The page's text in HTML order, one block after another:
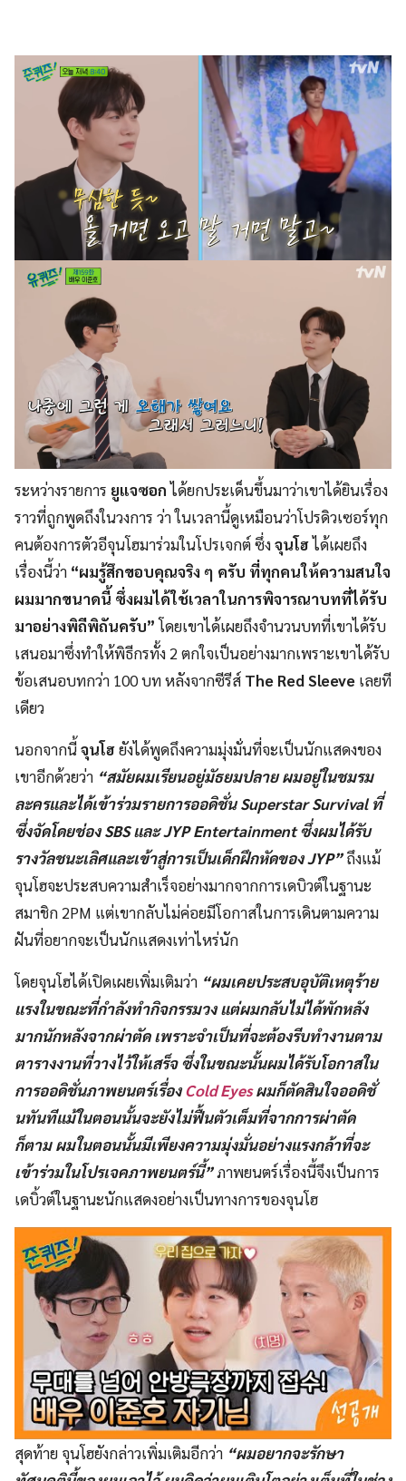
ระหว่างรายการ ยูแจซอกได้ยกประเด็นขึ้นมาว่าเขาได้ยินเรื่อง
ราวที่ถูกพูดถึงในวงการ ว่า ในเวลานี้ดูเหมือนว่าโปรดิวเซอร์ทุก
คนต้องการตัวอีจุนโฮมาร่วมในโปรเจกต์ ซึ่งจุนโฮได้เผยถึง
เรื่องนี้ว่า “ผมรู้สึกขอบคุณจริง ๆ ครับ ที่ทุกคนให้ความสนใจ
ผมมากขนาดนี้ ซึ่งผมได้ใช้เวลาในการพิจารณาบทที่ได้รับ
มาอย่างพิถีพิถันครับ” โดยเขาได้เผยถึงจำนวนบทที่เขาได้รับ
เสนอมาซึ่งทำให้พิธีกรทั้ง 2 ตกใจเป็นอย่างมากเพราะเขาได้รับ
ข้อเสนอบทกว่า 100 บท หลังจากซีรีส์ The Red Sleeve เลยที
เดียว
นอกจากนี้จุนโฮยังได้พูดถึงความมุ่งมั่นที่จะเป็นนักแสดงของ
เขาอีกด้วยว่า “สมัยผมเรียนอยู่มัธยมปลาย ผมอยู่ในชมรม
ละครและได้เข้าร่วมรายการออดิชั่น Superstar Survival ที่
ซึ่งจัดโดยช่อง SBS และ JYP Entertainment ซึ่งผมได้รับ
รางวัลชนะเลิศและเข้าสู่การเป็นเด็กฝึกหัดของ JYP”ถึงแม้
จุนโฮจะประสบความสำเร็จอย่างมากจากการเดบิวต์ในฐานะ
สมาชิก 2PM แต่เขากลับไม่ค่อยมีโอกาสในการเดินตามความ
ฝันที่อยากจะเป็นนักแสดงเท่าไหร่นัก
โดยจุนโฮได้เปิดเผยเพิ่มเติมว่า “ผมเคยประสบอุบัติเหตุร้าย
แรงในขณะที่กำลังทำกิจกรรมวง แต่ผมกลับไม่ได้พักหลัง
มากนักหลังจากผ่าตัด เพราะจำเป็นที่จะต้องรีบทำงานตาม
ตารางงานที่วางไว้ให้เสร็จ ซึ่งในขณะนั้นผมได้รับโอกาสใน
การออดิชั่นภาพยนตร์เรื่องCold Eyesผมก็ตัดสินใจออดิชั่
นทันทีแม้ในตอนนั้นจะยังไม่ฟื้นตัวเต็มที่จากการผ่าตัด
ก็ตาม ผมในตอนนั้นมีเพียงความมุ่งมั่นอย่างแรงกล้าที่จะ
เข้าร่วมในโปรเจคภาพยนตร์นี้”ภาพยนตร์เรื่องนี้จึงเป็นการ
เดบิ้วต์ในฐานะนักแสดงอย่างเป็นทางการของจุนโฮ
สุดท้าย จุนโฮยังกล่าวเพิ่มเติมอีกว่า “ผมอยากจะรักษา